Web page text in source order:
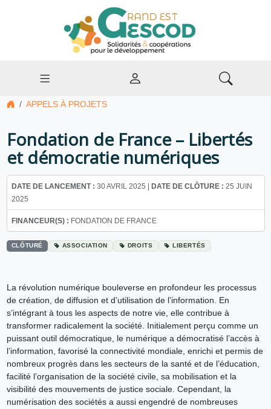
APPELS À PROJETS
Fondation de France – Libertés
et démocratie numériques
DATE DE LANCEMENT : 30 AVRIL 2025 | DATE DE CLÔTURE : 25 JUIN
2025
FINANCEUR(S) : FONDATION DE FRANCE
CLÔTURÉ ASSOCIATION DROITS LIBERTÉS
La révolution numérique bouleverse en profondeur les processus
de création, de diffusion et d’utilisation de l’information. En
s’intégrant à tous les aspects de notre vie, elle contribue à
transformer radicalement la société. Initialement perçu comme un
puissant outil démocratique, le numérique a démocratisé l’accès à
l’information, favorisé la connectivité mondiale, enrichi et permis de
nombreux progrès dans les secteurs de la santé et de l’éducation,
facilité l’organisation de la société civile, sa mobilisation et la
visibilité des mouvements de justice sociale. Cependant, la
numérisation des sociétés a aussi engendré de nombreuses